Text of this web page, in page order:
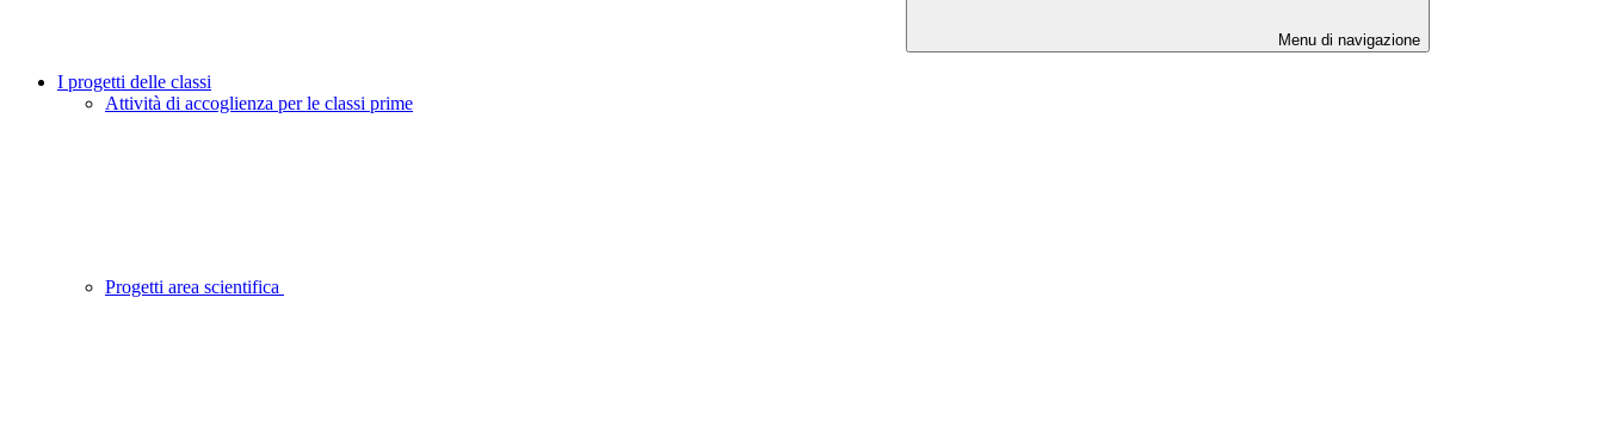
Menu di navigazione
I progetti delle classi
Attività di accoglienza per le classi prime
Progetti area scientifica